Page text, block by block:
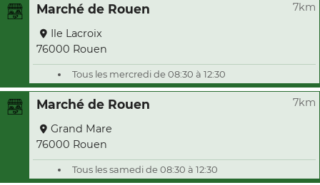
Marché de Rouen 7km
Ile Lacroix
76000 Rouen
Tous les mercredi de 08:30 à 12:30
Marché de Rouen 7km
Grand Mare
76000 Rouen
Tous les samedi de 08:30 à 12:30